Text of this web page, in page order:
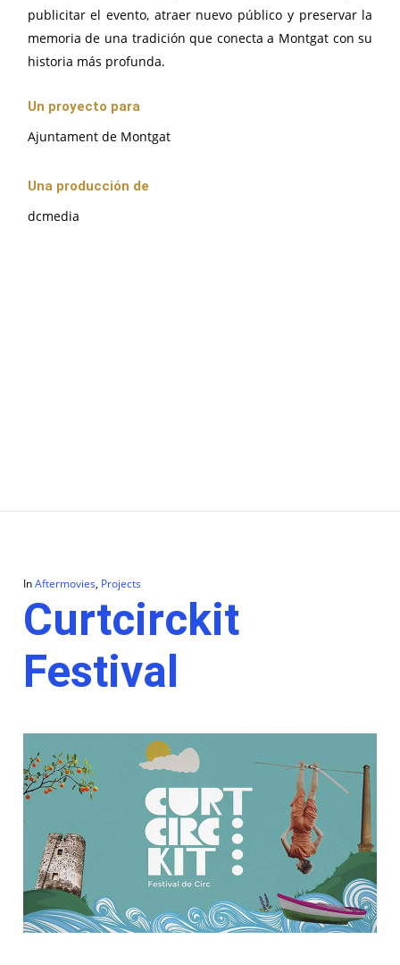
publicitar el evento, atraer nuevo público y preservar la
memoria de una tradición que conecta a Montgat con su
historia más profunda.
Un proyecto para
Ajuntament de Montgat
Una producción de
dcmedia
InAftermovies, Projects
Curtcirckit
Festival